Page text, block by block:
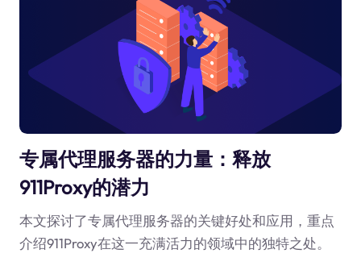
专属代理服务器的力量：释放
911Proxy的潜力
本文探讨了专属代理服务器的关键好处和应用，重点
介绍911Proxy在这一充满活力的领域中的独特之处。